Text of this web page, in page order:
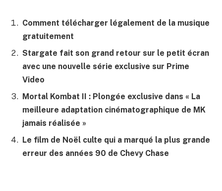
Comment télécharger légalement de la musique
gratuitement
Stargate fait son grand retour sur le petit écran
avec une nouvelle série exclusive sur Prime
Video
Mortal Kombat II : Plongée exclusive dans « La
meilleure adaptation cinématographique de MK
jamais réalisée »
Le film de Noël culte qui a marqué la plus grande
erreur des années 90 de Chevy Chase